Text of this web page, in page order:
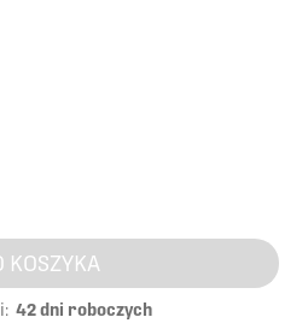
KOSZYKA
42 dni roboczych